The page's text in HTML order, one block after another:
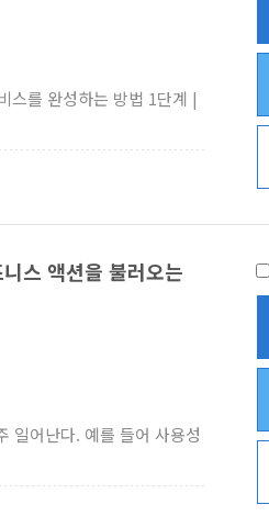
스를 완성하는 방법 1단계 |
스 액션을 불러오는
일어난다. 예를 들어 사용성